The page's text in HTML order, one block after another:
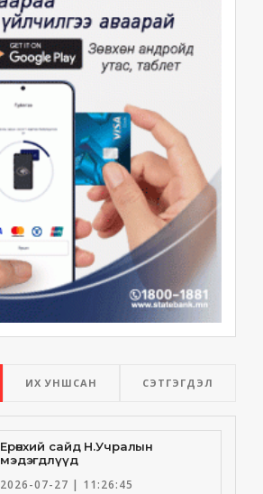
ИХ УНШСАН СЭТГЭГДЭЛ
Ерөнхий сайд Н.Учралын
мэдэгдлүүд
2026-07-27 | 11:26:45